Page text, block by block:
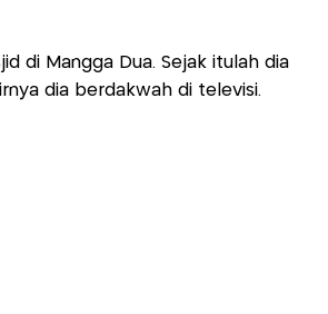
di Mangga Dua. Sejak itulah dia
dia berdakwah di televisi.